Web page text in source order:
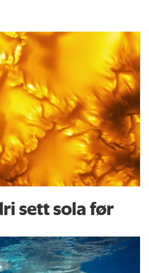
sett sola før